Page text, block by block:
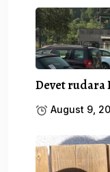
Devet rudara
August 9,